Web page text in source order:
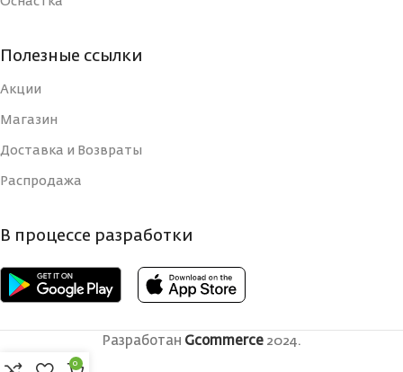
Полезные ссылки
Акции
Магазин
Доставка и Возвраты
Распродажа
В процессе разработки
Разработан Gcommerce 2024.
0